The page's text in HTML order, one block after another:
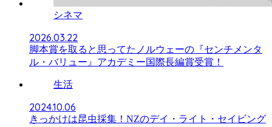
シネマ
2026.03.22
脚本賞を取ると思ってたノルウェーの『センチメンタ
ル・バリュー』アカデミー国際長編賞受賞！
生活
2024.10.06
きっかけは昆虫採集！NZのデイ・ライト・セイビング